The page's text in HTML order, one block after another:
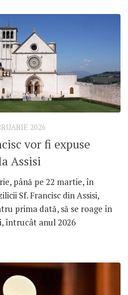
2026
vor fi expuse
Assisi
până pe 22 martie, în
Sf. Francisc din Assisi,
prima dată, să se roage în
întrucât anul 2026